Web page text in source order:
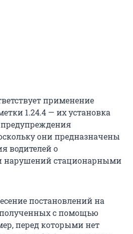
применение
1.24.4 — их установка
предупреждения
они предназначены
водителей о
нарушений стационарными
постановлений на
с помощью
перед которыми нет